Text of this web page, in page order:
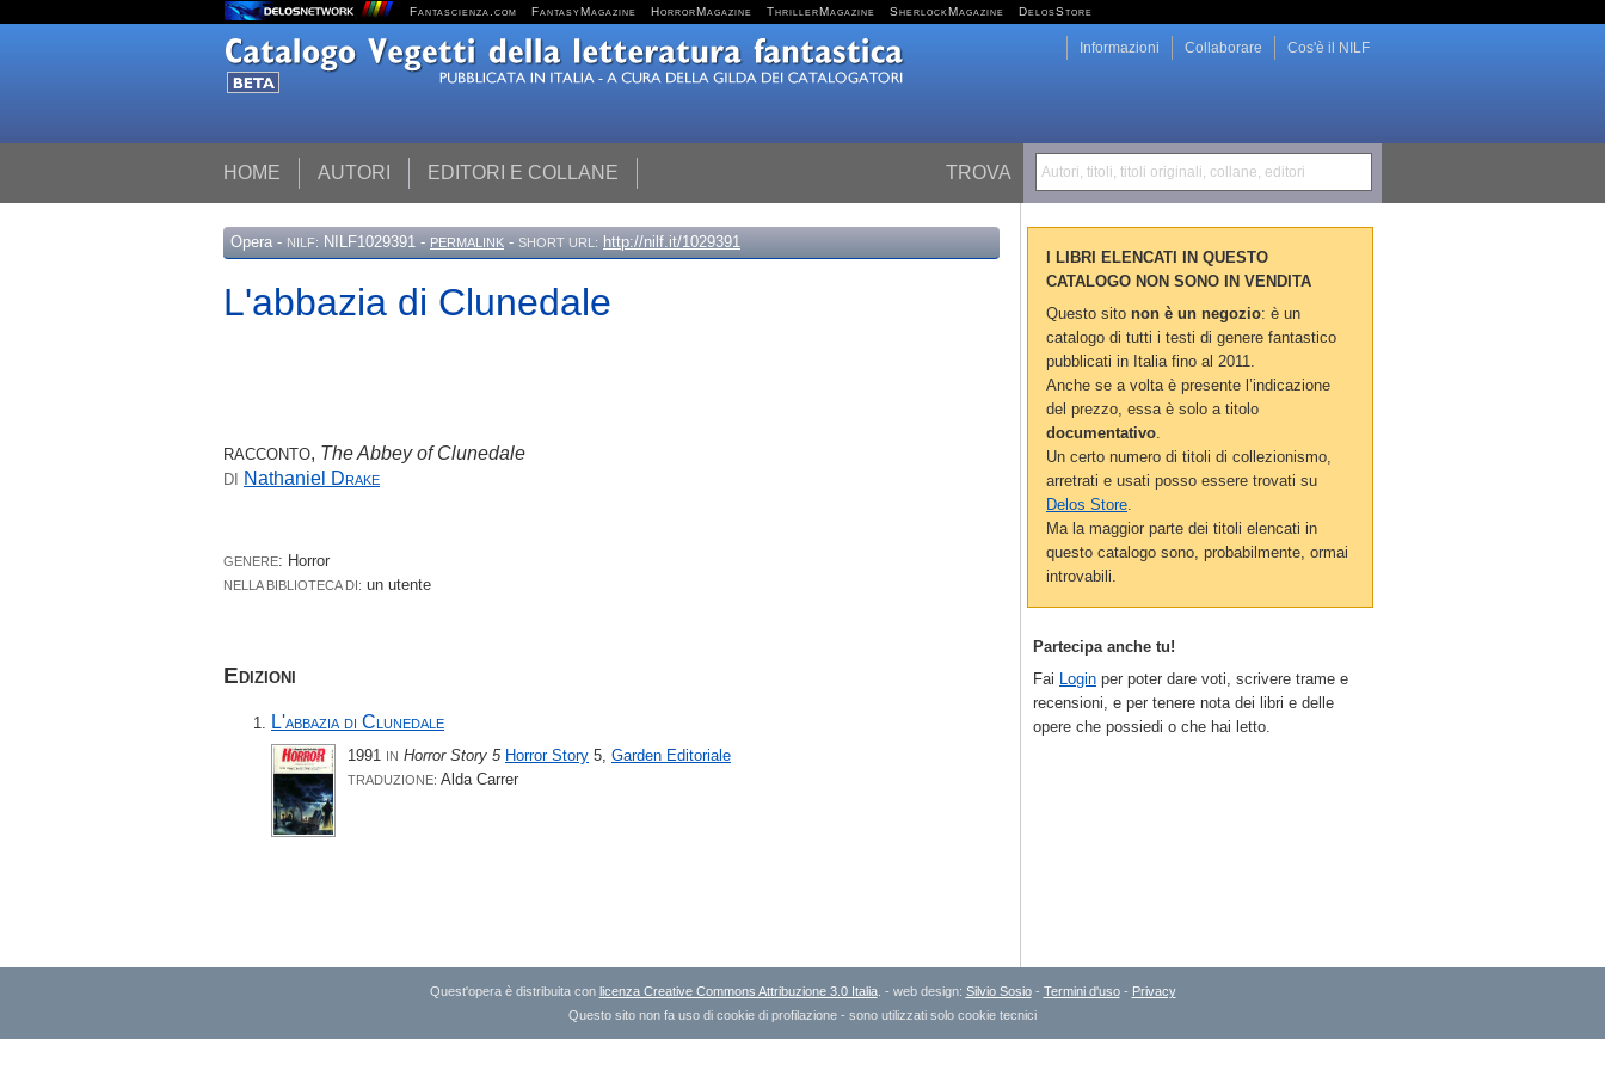
Fantascienza.com FantasyMagazine HorrorMagazine ThrillerMagazine SherlockMagazine DelosStore
TROVA Autori, titoli, titoli originali, collane, editori
HOME AUTORI EDITORI E COLLANE
Cos'è il NILF
Collaborare
Informazioni
Opera - NILF: NILF1029391 - PERMALINK - SHORT URL: http://nilf.it/1029391
L'abbazia di Clunedale
RACCONTO, The Abbey of Clunedale
DI Nathaniel Drake
GENERE: Horror
NELLA BIBLIOTECA DI: un utente
Edizioni
L'abbazia di Clunedale
1991 IN Horror Story 5 Horror Story 5, Garden Editoriale
TRADUZIONE: Alda Carrer
I LIBRI ELENCATI IN QUESTO
CATALOGO NON SONO IN VENDITA
Questo sito non è un negozio: è un
catalogo di tutti i testi di genere fantastico
pubblicati in Italia fino al 2011.
Anche se a volta è presente l’indicazione
del prezzo, essa è solo a titolo
documentativo
Un certo numero di titoli di collezionismo,
arretrati e usati posso essere trovati su
Delos Store
Ma la maggior parte dei titoli elencati in
questo catalogo sono, probabilmente, ormai
introvabili.
Partecipa anche tu!
Fai Login per poter dare voti, scrivere trame e
recensioni, e per tenere nota dei libri e delle
opere che possiedi o che hai letto.
Quest'opera è distribuita con licenza Creative Commons Attribuzione 3.0 Italia. - web design: Silvio Sosio- Termini d'uso- Privacy
Questo sito non fa uso di cookie di profilazione - sono utilizzati solo cookie tecnici